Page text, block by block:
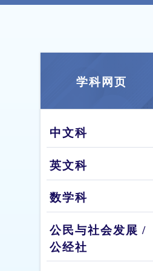
学科网页
中文科
英文科
数学科
公民与社会发展 /
公经社